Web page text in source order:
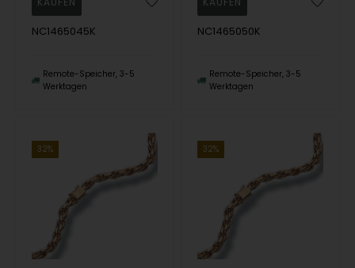
NC1465045K
Remote-Speicher, 3-5
Werktagen
NC1465050K
Remote-Speicher, 3-5
Werktagen
32% 32%